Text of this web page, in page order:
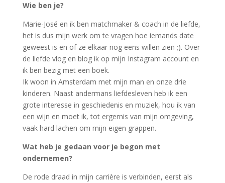
Wie ben je?
Marie-José en ik ben matchmaker & coach in de liefde,
het is dus mijn werk om te vragen hoe iemands date
geweest is en of ze elkaar nog eens willen zien ;). Over
de liefde vlog en blog ik op mijn Instagram account en
ik ben bezig met een boek.
Ik woon in Amsterdam met mijn man en onze drie
kinderen. Naast andermans liefdesleven heb ik een
grote interesse in geschiedenis en muziek, hou ik van
een wijn en moet ik, tot ergernis van mijn omgeving,
vaak hard lachen om mijn eigen grappen.
Wat heb je gedaan voor je begon met
ondernemen?
De rode draad in mijn carrière is verbinden, eerst als